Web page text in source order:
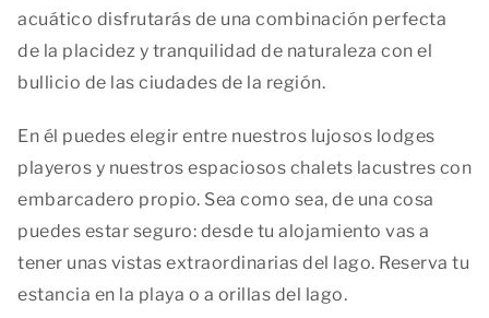
acuático disfrutarás de una combinación perfecta
de la placidez y tranquilidad de naturaleza con el
bullicio de las ciudades de la región.
En él puedes elegir entre nuestros lujosos lodges
playeros y nuestros espaciosos chalets lacustres con
embarcadero propio. Sea como sea, de una cosa
puedes estar seguro: desde tu alojamiento vas a
tener unas vistas extraordinarias del lago. Reserva tu
estancia en la playa o a orillas del lago.